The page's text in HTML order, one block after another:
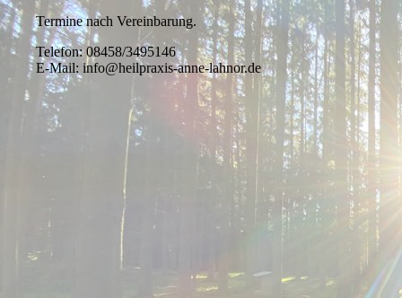
Termine nach Vereinbarung.
Telefon: 08458/3495146
E-Mail: info@heilpraxis-anne-lahnor.de